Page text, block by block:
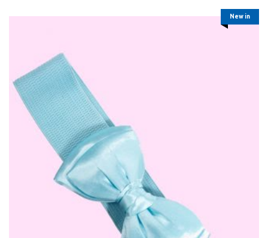
New in